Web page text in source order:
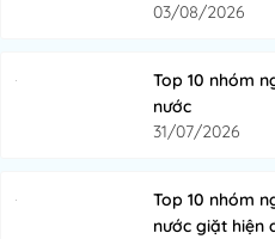
03/08/2026
Top 10 nhóm
nước
31/07/2026
Top 10 nhóm
nước giặt hiện